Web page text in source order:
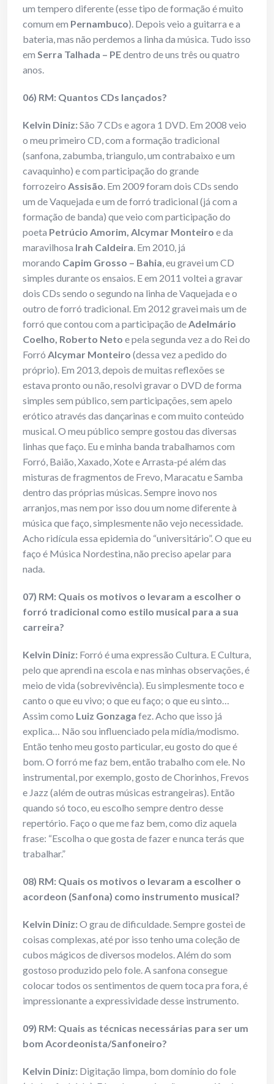
um tempero diferente (esse tipo de formação é muito
comum em Pernambuco). Depois veio a guitarra e a
bateria, mas não perdemos a linha da música. Tudo isso
em Serra Talhada – PEdentro de uns três ou quatro
anos.
06) RM: Quantos CDs lançados?
Kelvin Diniz:São 7 CDs e agora 1 DVD. Em 2008 veio
o meu primeiro CD, com a formação tradicional
(sanfona, zabumba, triangulo, um contrabaixo e um
cavaquinho) e com participação do grande
forrozeiro Assisão. Em 2009 foram dois CDs sendo
um de Vaquejada e um de forró tradicional (já com a
formação de banda) que veio com participação do
poeta Petrúcio Amorim, Alcymar Monteiro e da
maravilhosa Irah Caldeira. Em 2010, já
morando Capim Grosso – Bahia, eu gravei um CD
simples durante os ensaios. E em 2011 voltei a gravar
dois CDs sendo o segundo na linha de Vaquejada e o
outro de forró tradicional. Em 2012 gravei mais um de
forró que contou com a participação deAdelmário
Coelho, Roberto Neto e pela segunda vez a do Rei do
Forró Alcymar Monteiro (dessa vez a pedido do
próprio). Em 2013, depois de muitas reflexões se
estava pronto ou não, resolvi gravar o DVD de forma
simples sem público, sem participações, sem apelo
erótico através das dançarinas e com muito conteúdo
musical. O meu público sempre gostou das diversas
linhas que faço. Eu e minha banda trabalhamos com
Forró, Baião, Xaxado, Xote e Arrasta-pé além das
misturas de fragmentos de Frevo, Maracatu e Samba
dentro das próprias músicas. Sempre inovo nos
arranjos, mas nem por isso dou um nome diferente à
música que faço, simplesmente não vejo necessidade.
Acho ridícula essa epidemia do “universitário”. O que eu
faço é Música Nordestina, não preciso apelar para
nada.
07) RM: Quais os motivos o levaram a escolher o
forró tradicional como estilo musical para a sua
carreira?
Kelvin Diniz: Forró é uma expressão Cultura. E Cultura,
pelo que aprendi na escola e nas minhas observações, é
meio de vida (sobrevivência). Eu simplesmente toco e
canto o que eu vivo; o que eu faço; o que eu sinto…
Assim como Luiz Gonzaga fez. Acho que isso já
explica… Não sou influenciado pela mídia/modismo.
Então tenho meu gosto particular, eu gosto do que é
bom. O forró me faz bem, então trabalho com ele. No
instrumental, por exemplo, gosto de Chorinhos, Frevos
e Jazz (além de outras músicas estrangeiras). Então
quando só toco, eu escolho sempre dentro desse
repertório. Faço o que me faz bem, como diz aquela
frase: “Escolha o que gosta de fazer e nunca terás que
trabalhar.”
08) RM: Quais os motivos o levaram a escolher o
acordeon (Sanfona) como instrumento musical?
Kelvin Diniz:O grau de dificuldade. Sempre gostei de
coisas complexas, até por isso tenho uma coleção de
cubos mágicos de diversos modelos. Além do som
gostoso produzido pelo fole. A sanfona consegue
colocar todos os sentimentos de quem toca pra fora, é
impressionante a expressividade desse instrumento.
09) RM: Quais as técnicas necessárias para ser um
bom Acordeonista/Sanfoneiro?
Kelvin Diniz: Digitação limpa, bom domínio do fole